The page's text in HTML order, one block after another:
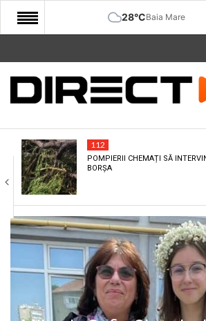
28°CBaia Mare
START
COMUNITATE
CULTURA
ECONOMIE
SANATATE
SPORT
POLITIC
LIFE
112
POMPIERII CHEMAȚI SĂ
BORȘA